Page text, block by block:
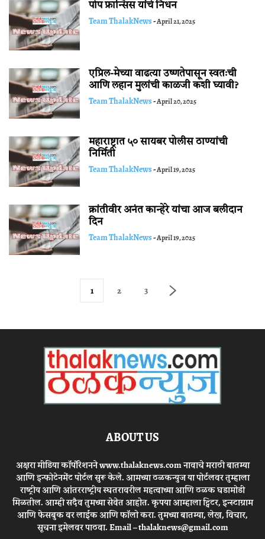
पोप फ्रान्सिस यांचे निधन
Team ThalakNews-April 21, 2025
एप्रिल-मेच्या वाढत्या उष्णतेपासून स्वतःची
आणि लहान मुलांची काळजी कशी घ्यावी?
Team ThalakNews-April 20, 2025
महाराष्ट्रात ५० सायबर पोलीस ठाण्यांची
निर्मिती
Team ThalakNews-April 19, 2025
क्रांतीवीर अनंत कान्हेरे यांचा आज बलीदान
दिन
Team ThalakNews-April 19, 2025
1 2 3
ABOUT US
अक्षरा मीडिया कॉर्पोरेशनने www.thalaknews.com नावाचे मराठी बातम्या
आणि इन्फोटेनमेंट पोर्टल सुरू केले. आमच्या ठळकन्युज या पोर्टलवर तुम्हाला
राष्ट्रीय आणि आंतरराष्ट्रीय स्घतरावरील महत्वाच्या आणि ठळक घडामोडी
मिळतील. आम्ही सदैव तुमच्या सेवेत आहोत. कृपया आम्हाला ट्विटर, इन्स्टाग्राम
आणि फेसबुक वर लाईक आणि फॉलो करा. तुमच्या बातम्या, लेख, विचार,
सूचना इमेलवर पाठवा. Email – thalaknews@gmail.com